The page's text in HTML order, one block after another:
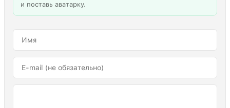
и поставь аватарку.